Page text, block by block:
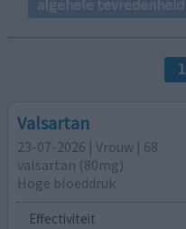
algehele tevredenheid
1
Valsartan
23-07-2026 | Vrouw | 68
valsartan (80mg)
Hoge bloeddruk
Effectiviteit